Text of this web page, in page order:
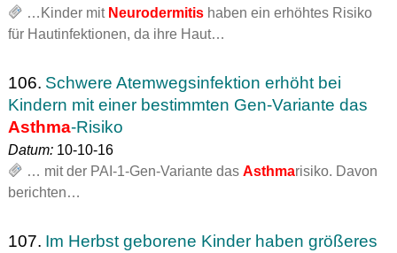
…Kinder mit Neurodermitishaben ein erhöhtes Risiko
für Hautinfektionen, da ihre Haut…
106. Schwere Atemwegsinfektion erhöht bei
Kindern mit einer bestimmten Gen-Variante das
Asthma-Risiko
Datum:10-10-16
… mit der PAI-1-Gen-Variante das Asthmarisiko. Davon
berichten…
107. Im Herbst geborene Kinder haben größeres